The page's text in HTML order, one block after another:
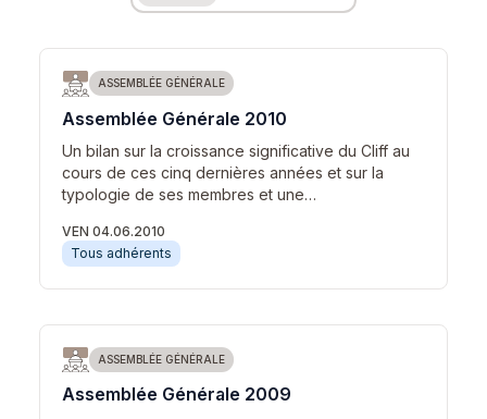
ASSEMBLÉE GÉNÉRALE
Assemblée Générale 2010
Un bilan sur la croissance significative du Cliff au
cours de ces cinq dernières années et sur la
typologie de ses membres et une…
VEN 04.06.2010
Tous adhérents
ASSEMBLÉE GÉNÉRALE
Assemblée Générale 2009